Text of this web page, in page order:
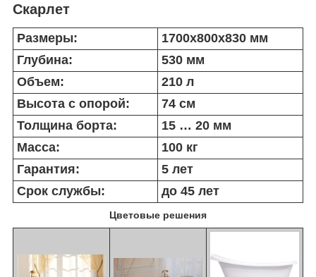
Скарлет
Размеры:
1700x800x830 мм
Глубина:
530 мм
Объем:
210 л
Высота с опорой:
74 см
Толщина борта:
15 … 20 мм
Масса:
100 кг
Гарантия:
5 лет
Срок службы:
до 45 лет
Цветовые решения